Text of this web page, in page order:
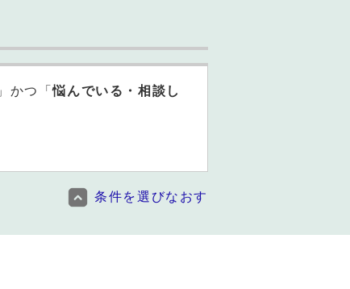
」かつ「悩んでいる・相談し
条件を選びなおす